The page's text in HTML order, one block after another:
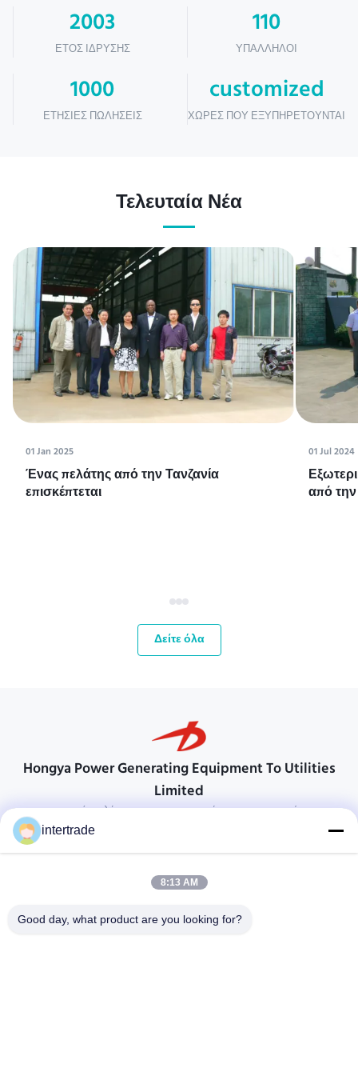
2003
ΈΤΟΣ ΊΔΡΥΣΗΣ
110
ΥΠΆΛΛΗΛΟΙ
1000
ΕΤΉΣΙΕΣ ΠΩΛΉΣΕΙΣ
customized
ΧΏΡΕΣ ΠΟΥ ΕΞΥΠΗΡΕΤΟΎΝΤΑΙ
Τελευταία Νέα
01 Jan 2025
Ένας πελάτης από την Τανζανία
επισκέπτεται
01 Jul 2024
από
Δείτε όλα
Hongya Power Generating Equipment To Utilities
Limited
προσαρμοσμένες λύσεις για να ανταποκρίνονται στις απαιτήσεις των
Χωριό Anxi, πόλη Yuping, νομός Hongya, Κίνα
86-28-37561966-8:00
intertrade
8:13 AM
Good day, what product are you looking for?